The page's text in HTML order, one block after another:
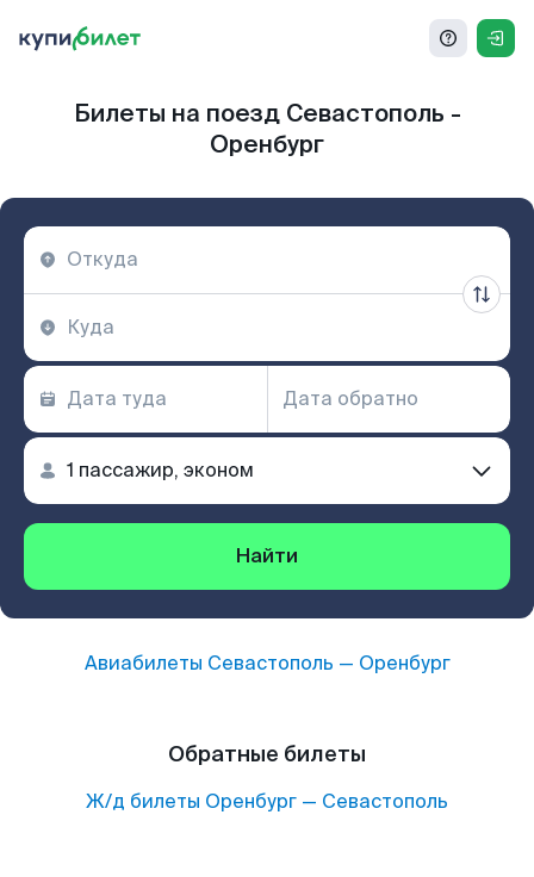
Билеты на поезд Севастополь -
Оренбург
Найти
Авиабилеты Севастополь — Оренбург
Обратные билеты
Ж/д билеты Оренбург — Севастополь